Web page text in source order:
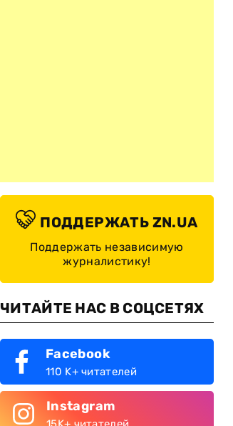
ПОДДЕРЖАТЬ ZN.UA
Поддержать независимую
журналистику!
ЧИТАЙТЕ НАС В СОЦСЕТЯХ
Facebook
110 K+ читателей
Instagram